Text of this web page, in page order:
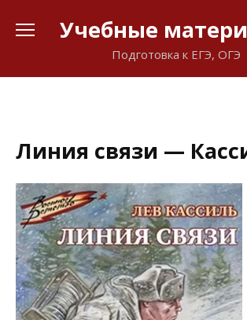
Учебные
Подготовка к ЕГЭ, ОГЭ
Линия связи —